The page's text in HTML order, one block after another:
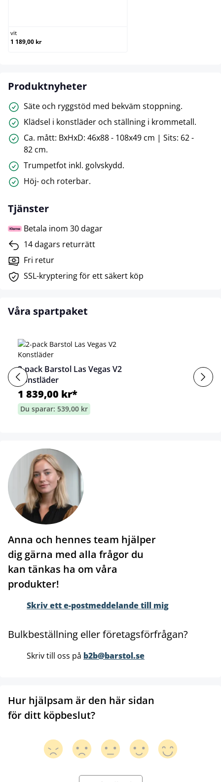
vit
1 189,00 kr
Produktnyheter
Säte och ryggstöd med bekväm stoppning.
Klädsel i konstläder och ställning i krommetall.
Ca. mått: BxHxD: 46x88 - 108x49 cm | Sits: 62 -
82 cm.
Trumpetfot inkl. golvskydd.
Höj- och roterbar.
Tjänster
Betala inom 30 dagar
14 dagars returrätt
Fri retur
SSL-kryptering för ett säkert köp
Våra spartpaket
2-pack Barstol Las Vegas V2
Konstläder
1 839,00 kr*
Du sparar: 539,00 kr
Anna och hennes team hjälper
dig gärna med alla frågor du
kan tänkas ha om våra
produkter!
Skriv ett e-postmeddelande till mig
Bulkbeställning eller företagsförfrågan?
Skriv till oss på b2b@barstol.se
Hur hjälpsam är den här sidan
för ditt köpbeslut?